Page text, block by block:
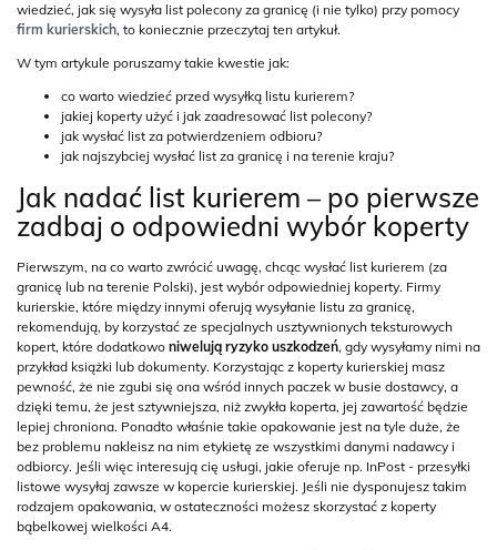
wiedzieć, jak się wysyła list polecony za granicę (i nie tylko) przy pomocy
firm kurierskich, to koniecznie przeczytaj ten artykuł.
W tym artykule poruszamy takie kwestie jak:
co warto wiedzieć przed wysyłką listu kurierem?
jakiej koperty użyć i jak zaadresować list polecony?
jak wysłać list za potwierdzeniem odbioru?
jak najszybciej wysłać list za granicę i na terenie kraju?
Jak nadać list kurierem – po pierwsze
zadbaj o odpowiedni wybór koperty
Pierwszym, na co warto zwrócić uwagę, chcąc wysłać list kurierem (za
granicę lub na terenie Polski), jest wybór odpowiedniej koperty. Firmy
kurierskie, które między innymi oferują wysyłanie listu za granicę,
rekomendują, by korzystać ze specjalnych usztywnionych teksturowych
kopert, które dodatkowo niwelują ryzyko uszkodzeń, gdy wysyłamy nimi na
przykład książki lub dokumenty. Korzystając z koperty kurierskiej masz
pewność, że nie zgubi się ona wśród innych paczek w busie dostawcy, a
dzięki temu, że jest sztywniejsza, niż zwykła koperta, jej zawartość będzie
lepiej chroniona. Ponadto właśnie takie opakowanie jest na tyle duże, że
bez problemu nakleisz na nim etykietę ze wszystkimi danymi nadawcy i
odbiorcy. Jeśli więc interesują cię usługi, jakie oferuje np. InPost - przesyłki
listowe wysyłaj zawsze w kopercie kurierskiej. Jeśli nie dysponujesz takim
rodzajem opakowania, w ostateczności możesz skorzystać z koperty
bąbelkowej wielkości A4.